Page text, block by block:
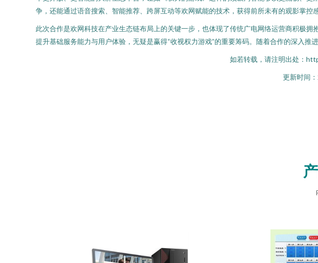
争，还能通过语音搜索、智能推荐、跨屏互动等欢网赋能的技术，获得前所未有的观影掌控
此次合作是欢网科技在产业生态链布局上的关键一步，也体现了传统广电网络运营商积极
提升基础服务能力与用户体验，无疑是赢得“收视权力游戏”的重要筹码。随着合作的深入推
如若转载，请注明出处：
更新时间